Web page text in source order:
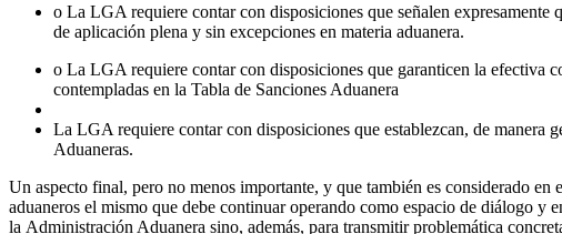
o La LGA requiere contar con disposiciones que señalen
de aplicación plena y sin excepciones en materia aduanera.
o La LGA requiere contar con disposiciones que garanticen la efectiva
contempladas en la Tabla de Sanciones Aduanera
La LGA requiere contar con disposiciones que establezcan, de manera
Aduaneras.
Un aspecto final, pero no menos importante, y que también es considerado
aduaneros el mismo que debe continuar operando como espacio de diálogo
la Administración Aduanera sino, además, para transmitir problemática